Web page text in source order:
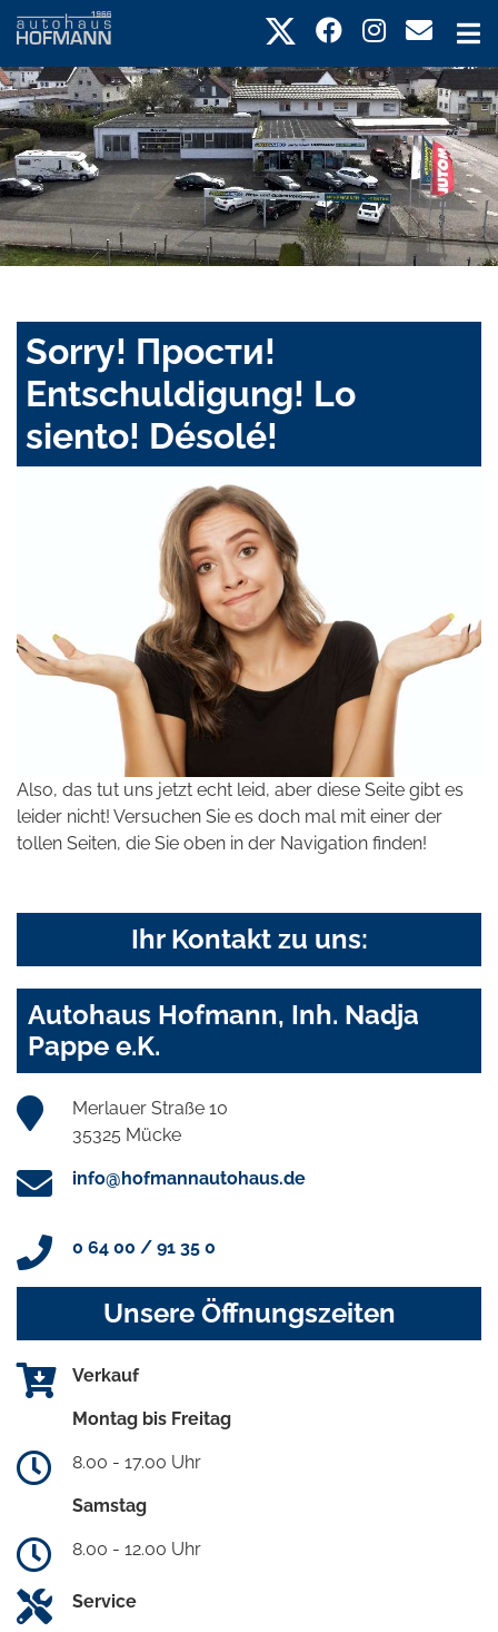
Sorry! Прости!
Entschuldigung! Lo
siento! Désolé!
Also, das tut uns jetzt echt leid, aber diese Seite gibt es
leider nicht! Versuchen Sie es doch mal mit einer der
tollen Seiten, die Sie oben in der Navigation finden!
Ihr Kontakt zu uns:
Autohaus Hofmann, Inh. Nadja
Pappe e.K.
Merlauer Straße 10
35325 Mücke
info@hofmannautohaus.de
0 64 00 / 91 35 0
Unsere Öffnungszeiten
Verkauf
Montag bis Freitag
8.00 - 17.00 Uhr
Samstag
8.00 - 12.00 Uhr
Service